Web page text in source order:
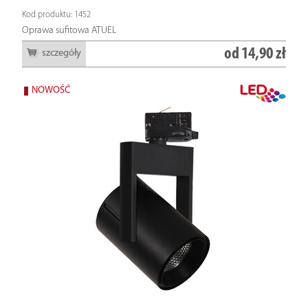
Kod produktu: 1452
Oprawa sufitowa ATUEL
szczegóły od 14,90 zł
NOWOŚĆ